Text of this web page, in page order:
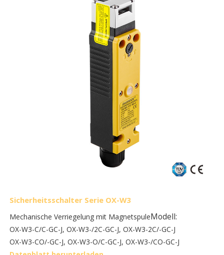
Sicherheitsschalter Serie OX-W3
Mechanische Verriegelung mit MagnetspuleModell:
OX-W3-C/C-GC-J, OX-W3-/2C-GC-J, OX-W3-2C/-GC-J
OX-W3-CO/-GC-J, OX-W3-O/C-GC-J, OX-W3-/CO-GC-J